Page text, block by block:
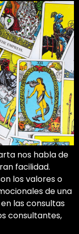
nos habla de
facilidad.
los valores o
de una
las consultas
consultantes,